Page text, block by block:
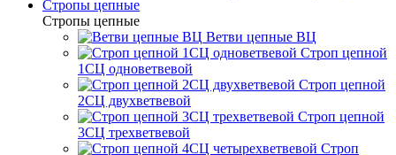
Стропы цепные
Стропы цепные
Ветви цепные ВЦ
Строп цепной
1СЦ одноветвевой
Строп цепной
2СЦ двухветвевой
Строп цепной
3СЦ трехветвевой
Строп